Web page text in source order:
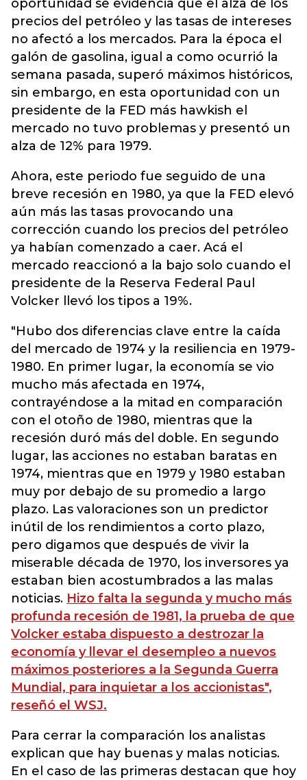
oportunidad se evidencia que el alza de los
precios del petróleo y las tasas de intereses
no afectó a los mercados. Para la época el
galón de gasolina, igual a como ocurrió la
semana pasada, superó máximos históricos,
sin embargo, en esta oportunidad con un
presidente de la FED más hawkish el
mercado no tuvo problemas y presentó un
alza de 12% para 1979.
Ahora, este periodo fue seguido de una
breve recesión en 1980, ya que la FED elevó
aún más las tasas provocando una
corrección cuando los precios del petróleo
ya habían comenzado a caer. Acá el
mercado reaccionó a la bajo solo cuando el
presidente de la Reserva Federal Paul
Volcker llevó los tipos a 19%.
"Hubo dos diferencias clave entre la caída
del mercado de 1974 y la resiliencia en 1979-
1980. En primer lugar, la economía se vio
mucho más afectada en 1974,
contrayéndose a la mitad en comparación
con el otoño de 1980, mientras que la
recesión duró más del doble. En segundo
lugar, las acciones no estaban baratas en
1974, mientras que en 1979 y 1980 estaban
muy por debajo de su promedio a largo
plazo. Las valoraciones son un predictor
inútil de los rendimientos a corto plazo,
pero digamos que después de vivir la
miserable década de 1970, los inversores ya
estaban bien acostumbrados a las malas
noticias. Hizo falta la segunda y mucho más
profunda recesión de 1981, la prueba de que
Volcker estaba dispuesto a destrozar la
economía y llevar el desempleo a nuevos
máximos posteriores a la Segunda Guerra
Mundial, para inquietar a los accionistas",
reseñó el WSJ.
Para cerrar la comparación los analistas
explican que hay buenas y malas noticias.
En el caso de las primeras destacan que hoy